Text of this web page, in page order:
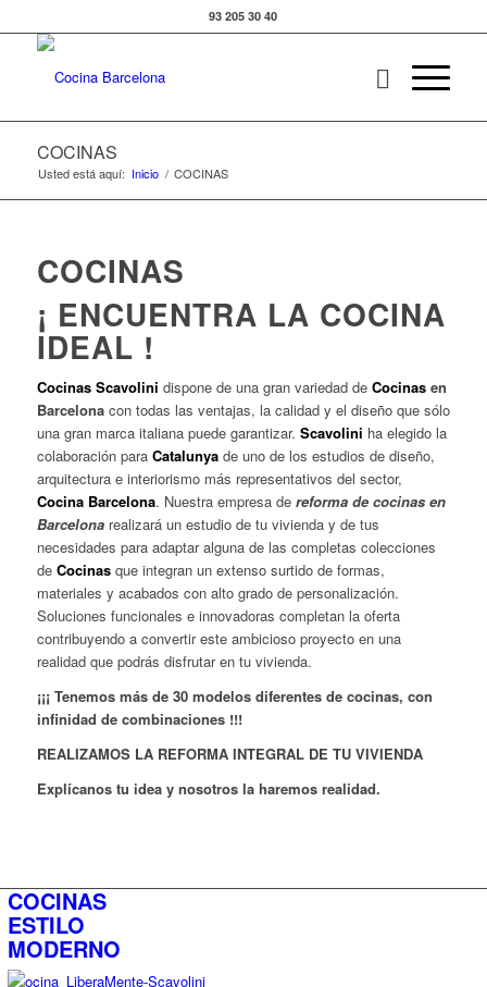
93 205 30 40
COCINAS
Usted está aquí: Inicio / COCINAS
COCINAS
¡ ENCUENTRA LA COCINA
IDEAL !
Cocinas Scavolini dispone de una gran variedad de Cocinasen
Barcelonacon todas las ventajas, la calidad y el diseño que sólo
una gran marca italiana puede garantizar. Scavolini ha elegido la
colaboración para Catalunyade uno de los estudios de diseño,
arquitectura e interiorismo más representativos del sector,
Cocina Barcelona. Nuestra empresa de reforma de cocinas en
Barcelonarealizará un estudio de tu vivienda y de tus
necesidades para adaptar alguna de las completas colecciones
deCocinasque integran un extenso surtido de formas,
materiales y acabados con alto grado de personalización.
Soluciones funcionales e innovadoras completan la oferta
contribuyendo a convertir este ambicioso proyecto en una
realidad que podrás disfrutar en tu vivienda.
¡¡¡ Tenemos más de 30 modelos diferentes de cocinas, con
infinidad de combinaciones !!!
REALIZAMOS LA REFORMA INTEGRAL DE TU VIVIENDA
Explícanos tu idea y nosotros la haremos realidad.
COCINAS
ESTILO
MODERNO